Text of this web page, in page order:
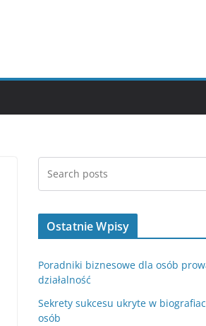
Ostatnie Wpisy
Poradniki biznesowe dla osób
działalność
Sekrety sukcesu ukryte w
osób